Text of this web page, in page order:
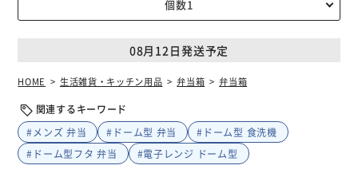
08月12日発送予定
HOME 生活雑貨・キッチン用品 弁当箱 弁当箱
関連するキーワード
#メンズ 弁当
#ドーム型 弁当
#ドーム型 食洗機
#ドーム型フタ 弁当
#電子レンジ ドーム型